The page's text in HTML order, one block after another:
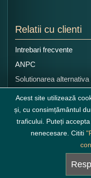
Relatii cu clienti
Intrebari frecvente
ANPC
Solutionarea alternativa
litigiilor
Acest site utilizează
și, cu consimțământul
traficului. Puteți
nenecesare. Cititi